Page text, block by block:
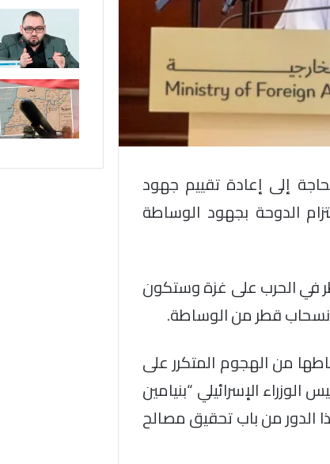
إلى إعادة تقييم جهود
الدوحة بجهود الوساطة
في الحرب على غزة وستكون
قطر من الوساطة.
من الهجوم المتكرر على
الإسرائيلي “بنيامين
الدور من باب تحقيق مصالح